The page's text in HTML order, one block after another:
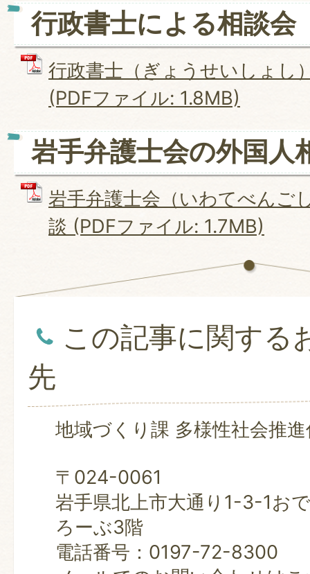
行政書士による相談会
行政書士（ぎょうせいしょし
(PDFファイル: 1.8MB)
岩手弁護士会の外国人
岩手弁護士会（いわてべんご
談 (PDFファイル: 1.7MB)
この記事に関する
先
地域づくり課 多様性社会推
〒024-0061
岩手県北上市大通り1-3-1お
ろーぶ3階
電話番号：0197-72-8300